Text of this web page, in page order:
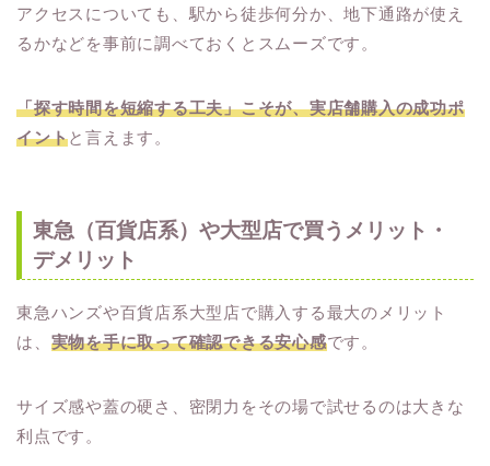
アクセスについても、駅から徒歩何分か、地下通路が使え
るかなどを事前に調べておくとスムーズです。
「探す時間を短縮する工夫」こそが、実店舗購入の成功ポ
イントと言えます。
東急（百貨店系）や大型店で買うメリット・
デメリット
東急ハンズや百貨店系大型店で購入する最大のメリット
は、 実物を手に取って確認できる安心感です。
サイズ感や蓋の硬さ、密閉力をその場で試せるのは大きな
利点です。